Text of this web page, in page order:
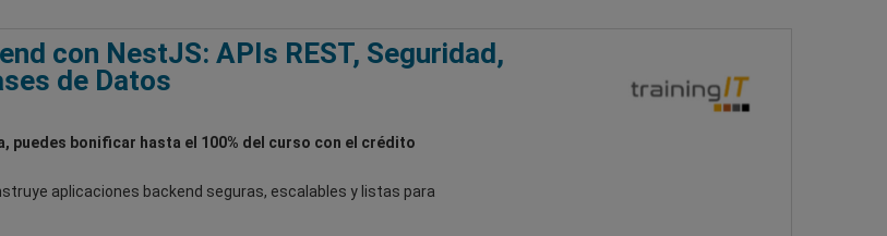
con NestJS: APIs REST, Seguridad,
de Datos
puedes bonificar hasta el 100% del curso con el crédito
aplicaciones backend seguras, escalables y listas para